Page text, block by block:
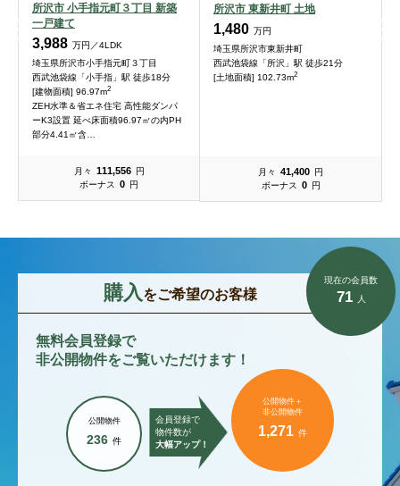
所沢市 小手指元町３丁目 新築
一戸建て
3,988 万円／4LDK
埼玉県所沢市小手指元町３丁目
西武池袋線「小手指」駅 徒歩18分
[建物面積] 96.97m2
ZEH水準＆省エネ住宅 高性能ダンパ
ーK3設置 延べ床面積96.97㎡の内PH
部分4.41㎡含…
月々 111,556 円
ボーナス
0 円
所沢市 東新井町 土地
1,480 万円
埼玉県所沢市東新井町
西武池袋線「所沢」駅 徒歩21分
[土地面積] 102.73m2
月々 41,400 円
ボーナス
0 円
購入 をご希望のお客様
無料会員登録で
非公開物件をご覧いただけます！
会員登録で
物件数が
大幅アップ！
公開物件
236 件
公開物件＋
非公開物件
1,271 件
現在の会員数
71 人